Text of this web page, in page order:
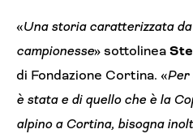
«Una storia caratterizzata
campionesse» sottolinea
di Fondazione Cortina. «Per
è stata e di quello che è la
alpino a Cortina, bisogna